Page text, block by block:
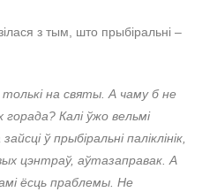
з тым, што прыбіральні –
толькі на святы. А чаму б не
горада? Калі ўжо вельмі
ў прыбіральні паліклінік,
цэнтраў, аўтазаправак. А
ёсць праблемы. Не